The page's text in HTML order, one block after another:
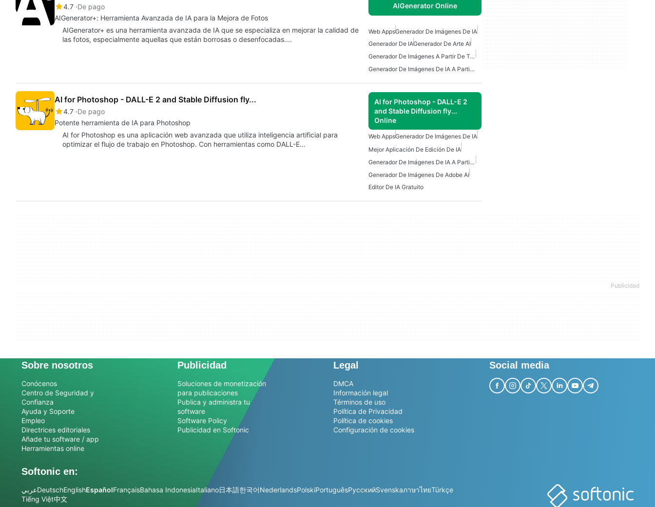
4.7 De pago
AIGenerator+: Herramienta Avanzada de IA para la Mejora de Fotos
AIGenerator Online
AIGenerator+ es una herramienta avanzada de IA que se especializa en mejorar la calidad de
las fotos, especialmente aquellas que están borrosas o desenfocadas.…
Web AppsGenerador De Imágenes De IA
Generador De IAGenerador De Arte AI
Generador De Imágenes A Partir De Texto De IA
Generador De Imágenes De IA A Partir De Texto
AI for Photoshop - DALL-E 2 and Stable Diffusion fly...
4.7 De pago
Potente herramienta de IA para Photoshop
AI for Photoshop - DALL-E 2
and Stable Diffusion fly...
Online
AI for Photoshop es una aplicación web avanzada que utiliza inteligencia artificial para
optimizar el flujo de trabajo en Photoshop. Con herramientas como DALL-E…
Web AppsGenerador De Imágenes De IA
Mejor Aplicación De Edición De IA
Generador De Imágenes De IA A Partir De Texto
Generador De Imágenes De Adobe Ai
Editor De IA Gratuito
Sobre nosotros
Conócenos
Centro de Seguridad y
Confianza
Ayuda y Soporte
Empleo
Directrices editoriales
Añade tu software / app
Herramientas online
Publicidad
Soluciones de monetización
para publicaciones
Publica y administra tu
software
Software Policy
Publicidad en Softonic
Legal
DMCA
Información legal
Términos de uso
Política de Privacidad
Política de cookies
Configuración de cookies
Social media
Softonic en:
عربيDeutschEnglishEspañolFrançaisBahasa IndonesiaItaliano日本語한국어NederlandsPolskiPortuguêsРусскийSvenskaภาษาไทยTürkçe
Tiếng Việt中文